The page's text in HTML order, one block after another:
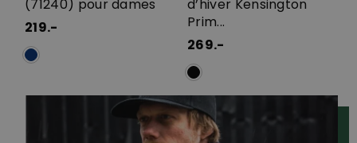
(71240) pour dames
219.-
d’hiver Kensington
Prim...
269.-